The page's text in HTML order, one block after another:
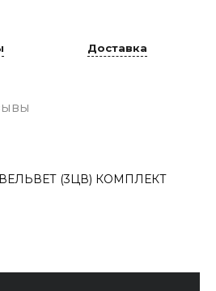
Доставка
(3ЦВ) КОМПЛЕКТ